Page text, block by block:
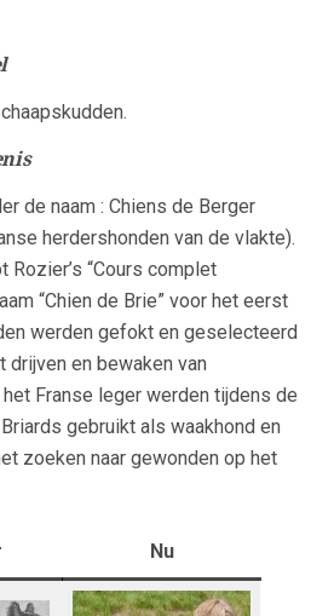
de naam : Chiens de Berger
herdershonden van de vlakte).
Rozier’s “Cours complet
“Chien de Brie” voor het eerst
werden gefokt en geselecteerd
drijven en bewaken van
Franse leger werden tijdens de
gebruikt als waakhond en
zoeken naar gewonden op het
Nu